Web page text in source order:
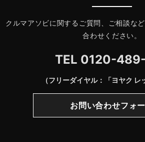
クルマアソビに関するご質問、ご相談な
合わせください。
TEL 0120-
（フリーダイヤル：「ヨヤク レ
お問い合わせフォ